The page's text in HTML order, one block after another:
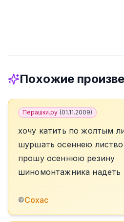
Похожие
Перашки.ру (01.11.2009)
хочу катить по жолтым
шуршать осеннею
прошу осеннюю резину
шиномонтажника надеть
©Сохас